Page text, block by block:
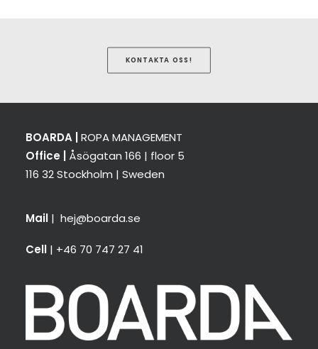
KONTAKTA OSS!
BOARDA | ROPA MANAGEMENT
Office | Åsögatan 166 | floor 5
116 32 Stockholm | Sweden
Mail | hej@boarda.se
Cell | +46 70 747 27 41